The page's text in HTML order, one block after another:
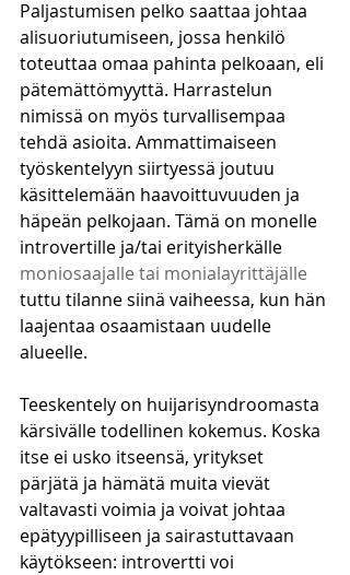
Paljastumisen pelko saattaa johtaa
alisuoriutumiseen, jossa henkilö
toteuttaa omaa pahinta pelkoaan, eli
pätemättömyyttä. Harrastelun
nimissä on myös turvallisempaa
tehdä asioita. Ammattimaiseen
työskentelyyn siirtyessä joutuu
käsittelemään haavoittuvuuden ja
häpeän pelkojaan. Tämä on monelle
introvertille ja/tai erityisherkälle
moniosaajalle tai monialayrittäjälle
tuttu tilanne siinä vaiheessa, kun hän
laajentaa osaamistaan uudelle
alueelle.
Teeskentely on huijarisyndroomasta
kärsivälle todellinen kokemus. Koska
itse ei usko itseensä, yritykset
pärjätä ja hämätä muita vievät
valtavasti voimia ja voivat johtaa
epätyypilliseen ja sairastuttavaan
käytökseen: introvertti voi